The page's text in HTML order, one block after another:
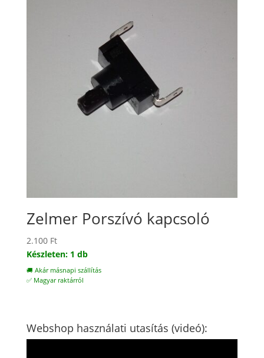
Zelmer Porszívó kapcsoló
2.100 Ft
Készleten: 1 db
🚚 Akár másnapi szállítás
✅ Magyar raktárról
Webshop használati utasítás (videó):